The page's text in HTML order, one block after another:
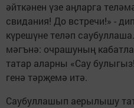
әйткәнен үзе аңларга
свидания! До встречи!» -
күрешүне теләп
мәгънә: очрашуның
татар аларны «Сау
генә тәрҗемә итә.
Саубуллашып аерылышу